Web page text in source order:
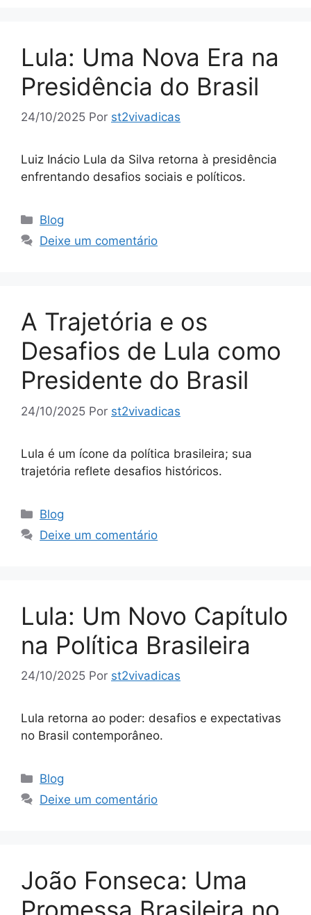
Lula: Uma Nova Era na
Presidência do Brasil
24/10/2025 Por st2vivadicas
Luiz Inácio Lula da Silva retorna à presidência
enfrentando desafios sociais e políticos.
Categorias
Blog
Deixe um comentário
A Trajetória e os
Desafios de Lula como
Presidente do Brasil
24/10/2025 Por st2vivadicas
Lula é um ícone da política brasileira; sua
trajetória reflete desafios históricos.
Categorias
Blog
Deixe um comentário
Lula: Um Novo Capítulo
na Política Brasileira
24/10/2025 Por st2vivadicas
Lula retorna ao poder: desafios e expectativas
no Brasil contemporâneo.
Categorias
Blog
Deixe um comentário
João Fonseca: Uma